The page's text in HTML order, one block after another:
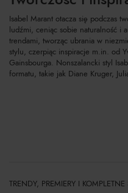
Isabel Marant otacza się podczas
ludźmi, ceniąc sobie naturalność i
trendami, tworząc ubrania w
stylu, czerpiąc inspiracje m.in. od
Gainsbourga. Nonszalancki styl
formatu, takie jak Diane Kruger,
TRENDY, PREMIERY I KOMPLETNE